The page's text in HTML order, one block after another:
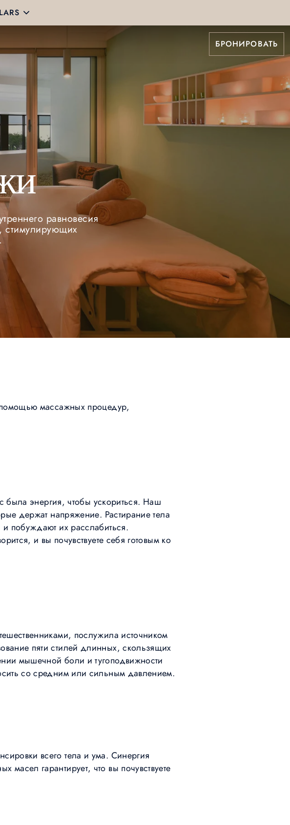
БРОНИРОВАТЬ
равновесия
помощью массажных процедур,
была энергия, чтобы ускориться. Наш
держат напряжение. Растирание тела
побуждают их расслабиться.
и вы почувствуете себя готовым ко
послужила источником
пяти стилей длинных, скользящих
мышечной боли и тугоподвижности
со средним или сильным давлением.
всего тела и ума. Синергия
гарантирует, что вы почувствуете